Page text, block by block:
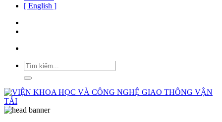
[ English ]